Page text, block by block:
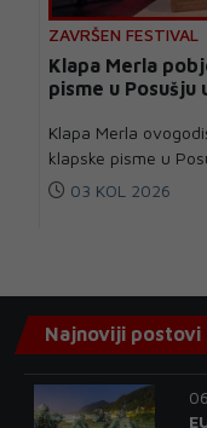
ZAVRŠEN FESTIVAL
Klapa Merla
pisme u Posušju
Klapa Merla
klapske pisme u
03 KOL 2026
Najnoviji postovi